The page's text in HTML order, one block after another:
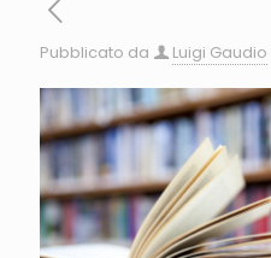
Pubblicato da Luigi Gaudio